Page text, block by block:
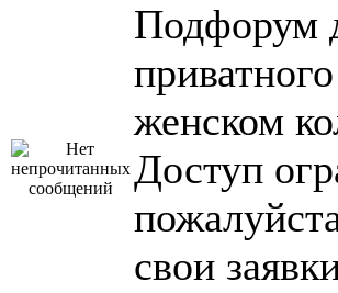
Подфорум
женском
Доступ
свои